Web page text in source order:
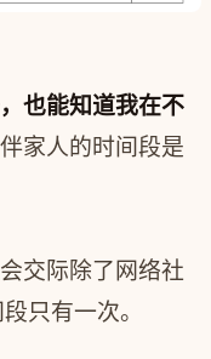
也能知道我在不
家人的时间段是
交际除了网络社
只有一次。